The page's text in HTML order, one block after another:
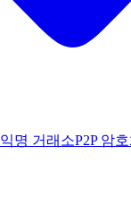
익명 거래소P2P 암